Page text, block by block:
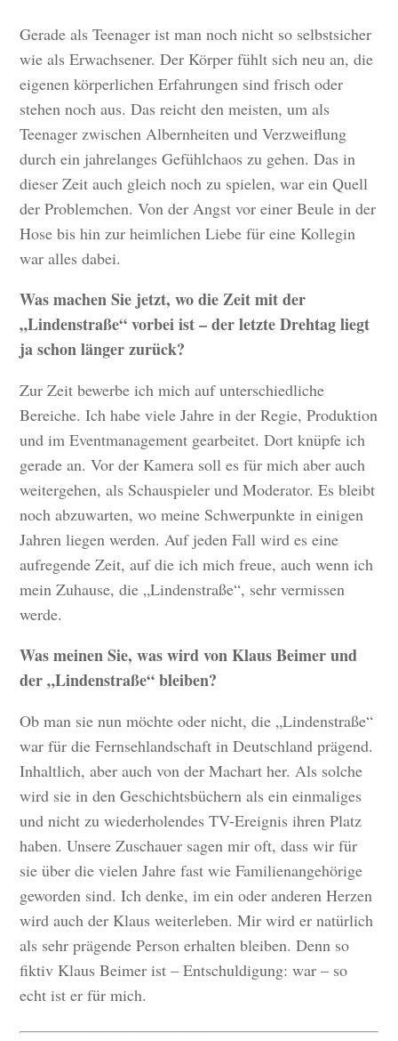
Gerade als Teenager ist man noch nicht so selbstsicher
wie als Erwachsener. Der Körper fühlt sich neu an, die
eigenen körperlichen Erfahrungen sind frisch oder
stehen noch aus. Das reicht den meisten, um als
Teenager zwischen Albernheiten und Verzweiflung
durch ein jahrelanges Gefühlchaos zu gehen. Das in
dieser Zeit auch gleich noch zu spielen, war ein Quell
der Problemchen. Von der Angst vor einer Beule in der
Hose bis hin zur heimlichen Liebe für eine Kollegin
war alles dabei.
Was machen Sie jetzt, wo die Zeit mit der
„Lindenstraße“ vorbei ist – der letzte Drehtag liegt
ja schon länger zurück?
Zur Zeit bewerbe ich mich auf unterschiedliche
Bereiche. Ich habe viele Jahre in der Regie, Produktion
und im Eventmanagement gearbeitet. Dort knüpfe ich
gerade an. Vor der Kamera soll es für mich aber auch
weitergehen, als Schauspieler und Moderator. Es bleibt
noch abzuwarten, wo meine Schwerpunkte in einigen
Jahren liegen werden. Auf jeden Fall wird es eine
aufregende Zeit, auf die ich mich freue, auch wenn ich
mein Zuhause, die „Lindenstraße“, sehr vermissen
werde.
Was meinen Sie, was wird von Klaus Beimer und
der „Lindenstraße“ bleiben?
Ob man sie nun möchte oder nicht, die „Lindenstraße“
war für die Fernsehlandschaft in Deutschland prägend.
Inhaltlich, aber auch von der Machart her. Als solche
wird sie in den Geschichtsbüchern als ein einmaliges
und nicht zu wiederholendes TV-Ereignis ihren Platz
haben. Unsere Zuschauer sagen mir oft, dass wir für
sie über die vielen Jahre fast wie Familienangehörige
geworden sind. Ich denke, im ein oder anderen Herzen
wird auch der Klaus weiterleben. Mir wird er natürlich
als sehr prägende Person erhalten bleiben. Denn so
fiktiv Klaus Beimer ist – Entschuldigung: war – so
echt ist er für mich.